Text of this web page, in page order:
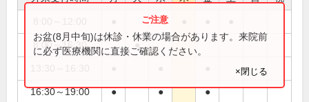
●
8:00～16:30 ●
16:30～19:00 ● ● ●
お盆(8月中旬)は休診・休業の場合があります。来院前
に必ず医療機関に直接ご確認ください。
×閉じる